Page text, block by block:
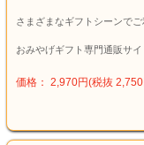
さまざまなギフトシーンでご
おみやげギフト専門通販サ
価格： 2,970円(税抜